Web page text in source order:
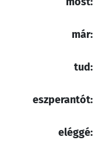
már:
tud:
eszperantót:
eléggé: